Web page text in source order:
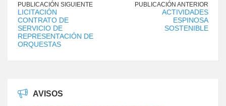
PUBLICACIÓN SIGUIENTE
LICITACIÓN
CONTRATO DE
SERVICIO DE
REPRESENTACIÓN DE
ORQUESTAS
PUBLICACIÓN ANTERIOR
ACTIVIDADES
ESPINOSA
SOSTENIBLE
AVISOS